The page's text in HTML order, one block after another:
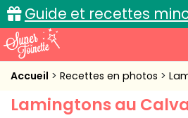
Guide et recettes
Accueil
Recettes de cuisine
Accueil Recettes en photos
Lamingtons au